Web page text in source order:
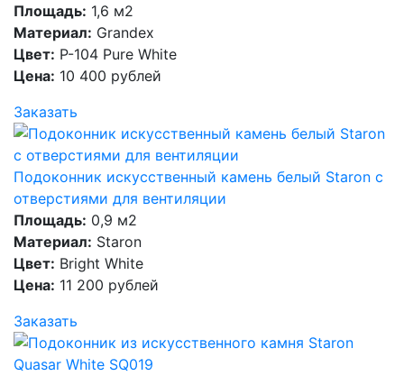
Площадь: 1,6 м2
Материал: Grandex
Цвет: P-104 Pure White
Цена: 10 400 рублей
Заказать
Подоконник искусственный камень белый Staron с
отверстиями для вентиляции
Площадь: 0,9 м2
Материал: Staron
Цвет: Bright White
Цена: 11 200 рублей
Заказать